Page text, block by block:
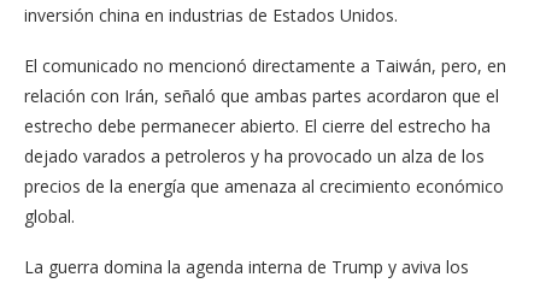
inversión china en industrias de Estados Unidos.
El comunicado no mencionó directamente a Taiwán, pero, en
relación con Irán, señaló que ambas partes acordaron que el
estrecho debe permanecer abierto. El cierre del estrecho ha
dejado varados a petroleros y ha provocado un alza de los
precios de la energía que amenaza al crecimiento económico
global.
La guerra domina la agenda interna de Trump y aviva los